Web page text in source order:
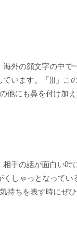
外の顔文字の中で
ています。「)))」
他にも鼻を付け加
手の話が面白い
くしゃっとなって
持ちを表す時にぜひ